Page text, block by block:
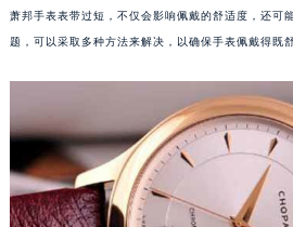
萧邦手表表带过短，不仅会影响佩戴的舒适度，还可
题，可以采取多种方法来解决，以确保手表佩戴得既